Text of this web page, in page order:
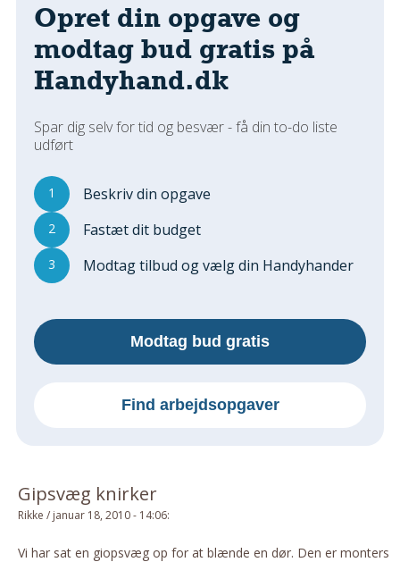
Tips Og Tests
VVS
Montage Og Udskiftning
Reparation Og Vedligehold
Varme Og Energi
Andet
MALER
Indendørs
Udendørs
Kan Det Males?
MURER
Reparationer
Om Materialer
HANDYMAN
Tips Og Tricks
Opret din opgave og
modtag bud gratis på
Handyhand.dk
Spar dig selv for tid og besvær - få din to-do liste
udført
1 Beskriv din opgave
2 Fastæt dit budget
3 Modtag tilbud og vælg din Handyhander
Modtag bud gratis
Find arbejdsopgaver
Gipsvæg knirker
Rikke / januar 18, 2010 - 14:06:
Vi har sat en giopsvæg op for at blænde en dør. Den er monters